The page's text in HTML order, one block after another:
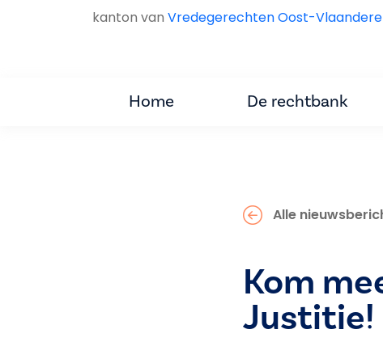
kanton van Vredegerechten Oost-
Home De rechtbank
Alle
Kom
Justitie!